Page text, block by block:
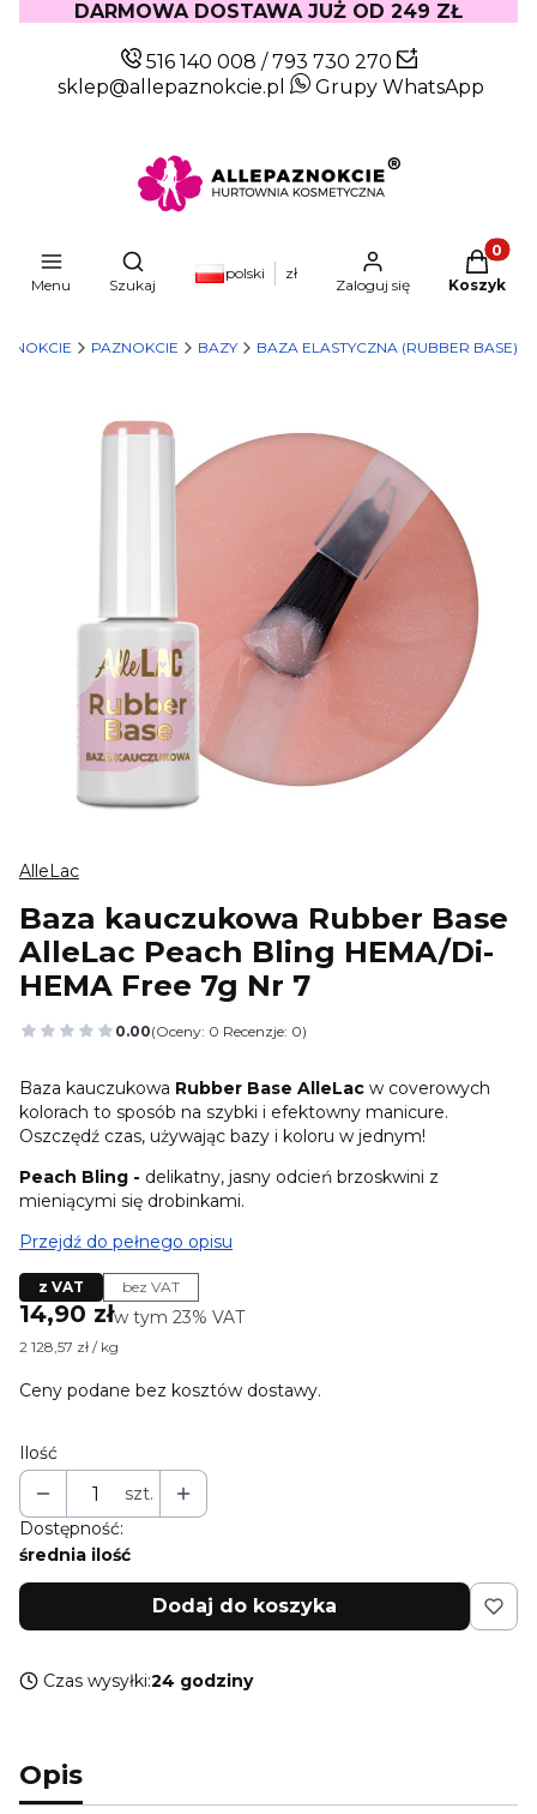
DARMOWA DOSTAWA JUŻ OD 249 ZŁ
516 140 008 /793 730 270
sklep@allepaznokcie.pl
Grupy WhatsApp
Menu
Otwórz wyszukiwarkę
Szukaj
polski zł
Zaloguj się Koszyk
PAZNOKCIE BAZY BAZA ELASTYCZNA (RUBBER BASE)
AlleLac
Baza kauczukowa Rubber Base
AlleLac Peach Bling HEMA/Di-
HEMA Free 7g Nr 7
0.00(Oceny: 0 Recenzje: 0)
Przejdź do sekcji Opinie
Baza kauczukowa Rubber Base AlleLac w coverowych
kolorach to sposób na szybki i efektowny manicure.
Oszczędź czas, używając bazy i koloru w jednym!
Peach Bling - delikatny, jasny odcień brzoskwini z
mieniącymi się drobinkami.
Przejdź do pełnego opisu
z VAT bez VAT
Cena
14,90 złw tym 23% VAT
w tym 23% VAT
2 128,57 zł / kg
Ceny podane bez kosztów dostawy.
Ilość
szt.
Dostępność:
średnia ilość
Dodaj do koszyka
Czas wysyłki:24 godziny
Opis